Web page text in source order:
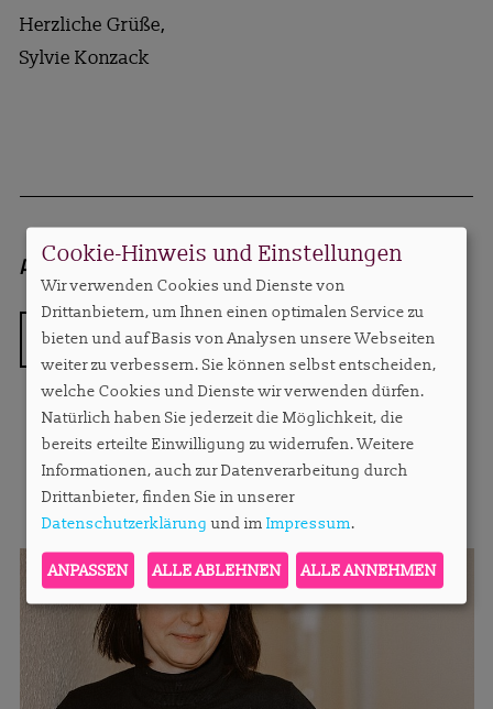
Herzliche Grüße,
Sylvie Konzack
Autorin:Sylvie Konzack, Chefredakteurin
ZURÜCK
MEHR AUS DIESER RUBRIK
Cookie-Hinweis und Einstellungen
Wir verwenden Cookies und Dienste von
Drittanbietern, um Ihnen einen optimalen Service zu
bieten und auf Basis von Analysen unsere Webseiten
weiter zu verbessern. Sie können selbst entscheiden,
welche Cookies und Dienste wir verwenden dürfen.
Natürlich haben Sie jederzeit die Möglichkeit, die
bereits erteilte Einwilligung zu widerrufen. Weitere
Informationen, auch zur Datenverarbeitung durch
Drittanbieter, finden Sie in unserer
Datenschutzerklärung und im Impressum.
ANPASSEN ALLE ABLEHNEN ALLE ANNEHMEN